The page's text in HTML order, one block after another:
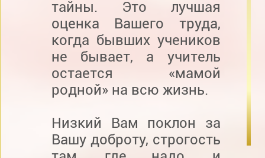
тайны. Это лучшая
оценка Вашего труда,
когда бывших учеников
не бывает, а учитель
остается «мамой
родной» на всю жизнь.
Низкий Вам поклон за
Вашу доброту, строгость